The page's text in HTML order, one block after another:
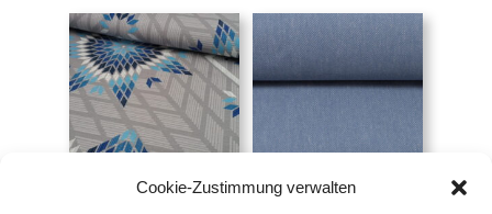
Cookie-Zustimmung verwalten
Jeans Jersey Austin,